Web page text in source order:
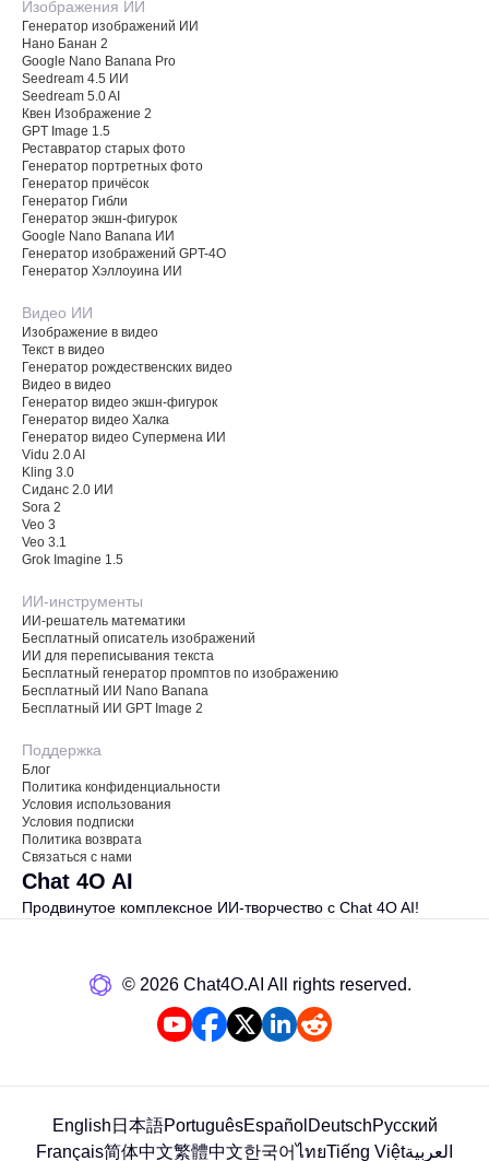
Изображения ИИ
Генератор изображений ИИ
Нано Банан 2
Google Nano Banana Pro
Seedream 4.5 ИИ
Seedream 5.0 AI
Квен Изображение 2
GPT Image 1.5
Реставратор старых фото
Генератор портретных фото
Генератор причёсок
Генератор Гибли
Генератор экшн-фигурок
Google Nano Banana ИИ
Генератор изображений GPT-4O
Генератор Хэллоуина ИИ
Видео ИИ
Изображение в видео
Текст в видео
Генератор рождественских видео
Видео в видео
Генератор видео экшн-фигурок
Генератор видео Халка
Генератор видео Супермена ИИ
Vidu 2.0 AI
Kling 3.0
Сиданс 2.0 ИИ
Sora 2
Veo 3
Veo 3.1
Grok Imagine 1.5
ИИ-инструменты
ИИ-решатель математики
Бесплатный описатель изображений
ИИ для переписывания текста
Бесплатный генератор промптов по изображению
Бесплатный ИИ Nano Banana
Бесплатный ИИ GPT Image 2
Поддержка
Блог
Политика конфиденциальности
Условия использования
Условия подписки
Политика возврата
Связаться с нами
Chat 4O AI
Продвинутое комплексное ИИ-творчество с Chat 4O AI!
©️ 2026 Chat4O.AI All rights reserved.
English 日本語PortuguêsEspañol DeutschРусский
Français简体中文繁體中文한국어ไทยTiếng Việtالعربية